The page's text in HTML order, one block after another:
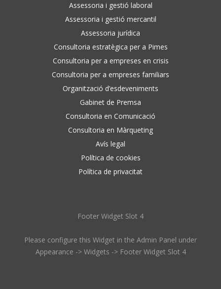
Assessoria i gestió laboral
Assessoria i gestió mercantil
Assessoria jurídica
Consultoria estratègica per a Pimes
Consultoria per a empreses en crisis
Consultoria per a empreses familiars
Organització d’esdeveniments
Gabinet de Premsa
Consultoria en Comunicació
Consultoria en Màrqueting
Avís legal
Política de cookies
Política de privacitat
Footer Widget Slot 4
Please configure this Widget in the Admin Panel under
Appearance -> Widgets -> Footer Widget Slot 4